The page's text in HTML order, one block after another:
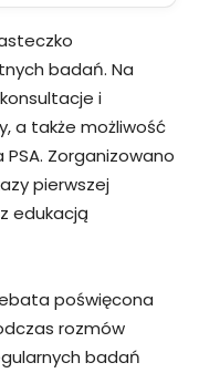
badań. Na
i
a także możliwość
Zorganizowano
pierwszej
edukacją
poświęcona
rozmów
badań